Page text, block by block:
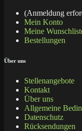
(Anmeldung
Mein Konto
Meine
Bestellungen
Über uns
Stellenangebote
Kontakt
Über uns
Allgemeine
Datenschutz
Rücksendungen